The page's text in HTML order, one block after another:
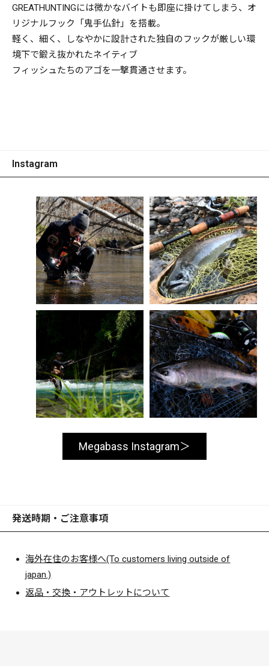
GREATHUNTINGには微かなバイトも即座に掛けてしまう、オ
リジナルフック「鬼手仏針」を搭載。
軽く、細く、しなやかに設計された独自のフックが厳しい環
境下で鍛え抜かれたネイティブ
フィッシュたちのアゴを一撃貫通させます。
Instagram
Megabass Instagram
発送時期・ご注意事項
海外在住のお客様へ(To customers living outside of
japan.)
返品・交換・アウトレットについて